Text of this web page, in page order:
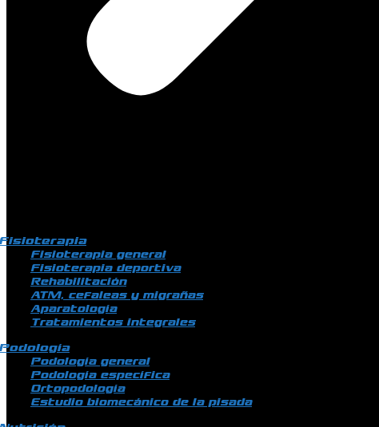
Fisioterapia general
Fisioterapia deportiva
Rehabilitación
ATM, cefaleas y migrañas
Aparatología
Tratamientos integrales
Podología general
Podología específica
Ortopodología
Estudio biomecánico de la pisada